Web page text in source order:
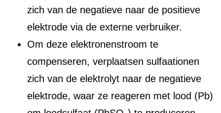
zich van de negatieve naar de positieve
elektrode via de externe verbruiker.
Om deze elektronenstroom te
compenseren, verplaatsen sulfaationen
zich van de elektrolyt naar de negatieve
elektrode, waar ze reageren met lood (Pb)